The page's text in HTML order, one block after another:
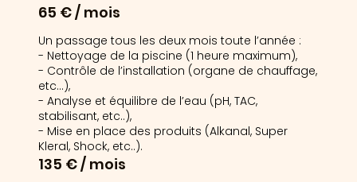
65 € / mois
Un passage tous les deux mois toute l’année :
- Nettoyage de la piscine (1 heure maximum),
- Contrôle de l’installation (organe de chauffage,
etc...),
- Analyse et équilibre de l’eau (pH, TAC,
stabilisant, etc..),
- Mise en place des produits (Alkanal, Super
Kleral, Shock, etc..).
135 € / mois